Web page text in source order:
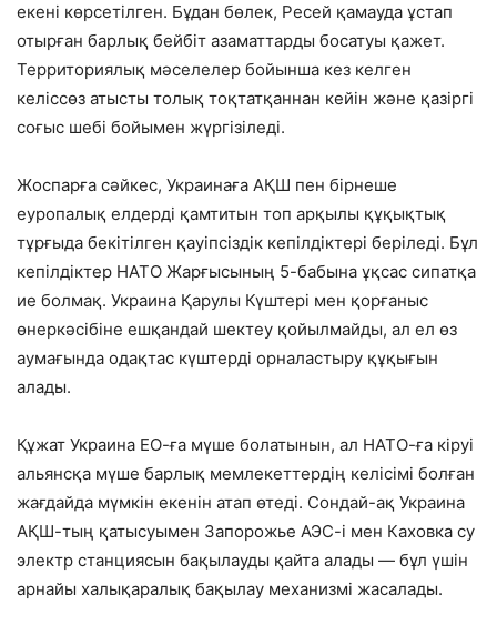
екені көрсетілген. Бұдан бөлек, Ресей қамауда ұстап
отырған барлық бейбіт азаматтарды босатуы қажет.
Территориялық мәселелер бойынша кез келген
келіссөз атысты толық тоқтатқаннан кейін және қазіргі
соғыс шебі бойымен жүргізіледі.
Жоспарға сәйкес, Украинаға АҚШ пен бірнеше
еуропалық елдерді қамтитын топ арқылы құқықтық
тұрғыда бекітілген қауіпсіздік кепілдіктері беріледі. Бұл
кепілдіктер НАТО Жарғысының 5-бабына ұқсас сипатқа
ие болмақ. Украина Қарулы Күштері мен қорғаныс
өнеркәсібіне ешқандай шектеу қойылмайды, ал ел өз
аумағында одақтас күштерді орналастыру құқығын
алады.
Құжат Украина ЕО-ға мүше болатынын, ал НАТО-ға кіруі
альянсқа мүше барлық мемлекеттердің келісімі болған
жағдайда мүмкін екенін атап өтеді. Сондай-ақ Украина
АҚШ-тың қатысуымен Запорожье АЭС-і мен Каховка су
электр станциясын бақылауды қайта алады — бұл үшін
арнайы халықаралық бақылау механизмі жасалады.